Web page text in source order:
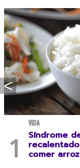
VIDA
Síndrome
comer